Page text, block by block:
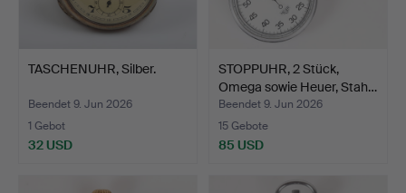
TASCHENUHR, Silber.
Beendet 9. Jun 2026
1 Gebot
32 USD
STOPPUHR, 2 Stück,
Omega sowie Heuer, Stah…
Beendet 9. Jun 2026
15 Gebote
85 USD